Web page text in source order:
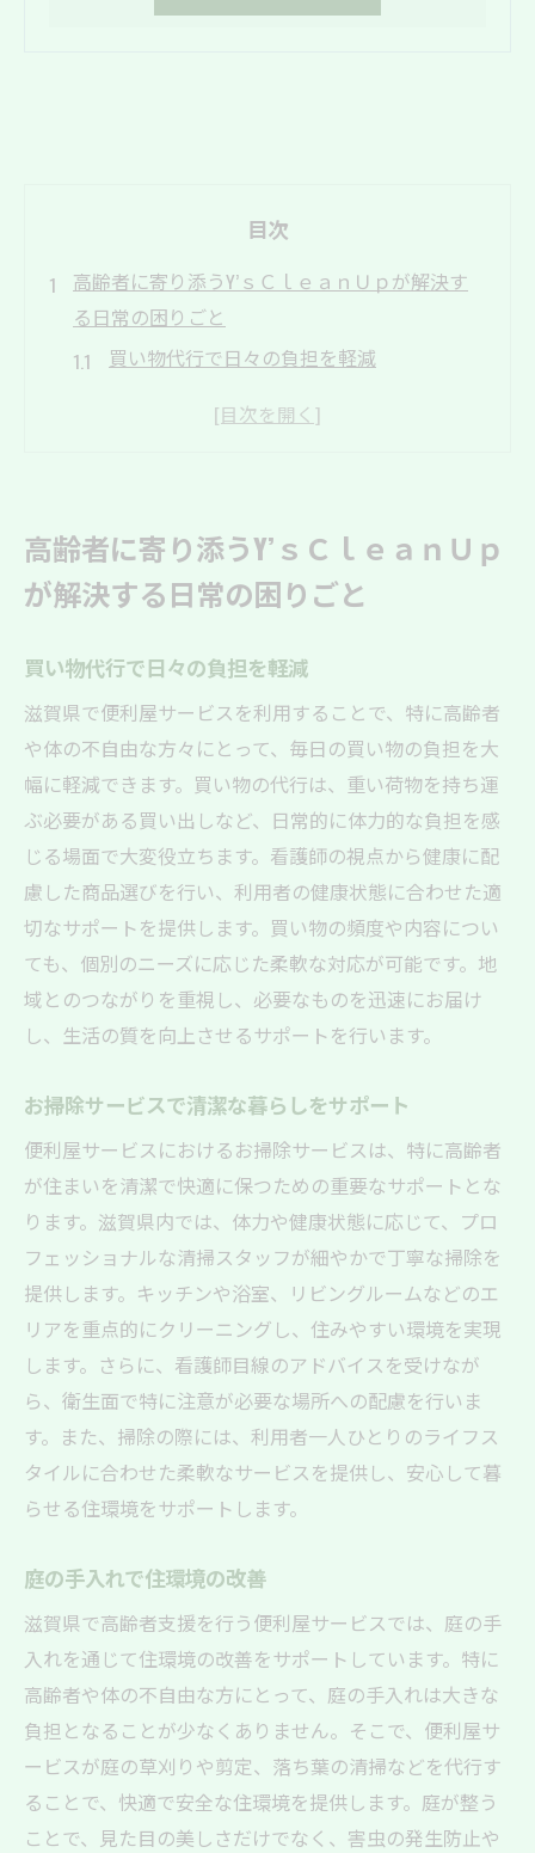
目次
高齢者に寄り添うY’ｓＣｌｅａｎＵｐが解決す
る日常の困りごと
買い物代行で日々の負担を軽減
ペットのお世話で安心を届ける
看護師目線で安心！滋賀県の便利屋が提供する
医療知識を活かした自宅ケアサポート
健康管理を意識した食事の提案
病院付き添いで安心を提供
服薬管理のサポートで健康維持
リハビリの指導と支援
高齢者のための安全な生活環境作り
地域密着で安心サポート！滋賀県の便利屋サー
ビスの魅力
顔なじみのスタッフによる信頼のサポート
地域の声を反映した柔軟なサービス提供
地域イベントへの参加で高齢者支援を強化
地域の施設と連携した包括的なサポート
地域社会とのつながりを深める活動
毎日の活動をサポートするための送迎サー
ビス
趣味を楽しむための環境作り
社会参加を促すためのイベント企画
高齢者向けのレクレーション支援
孤立を防ぐためのコミュニケーション促進
い世界を提供
病院への付き添いもお任せ！滋賀県で評判の便
利屋の実例
通院のスケジュール管理と付き添い
医療機関での手続きサポート
診療後の買い物・薬の受け取り代行
退院後の在宅ケアサポート
高齢者に寄り添うY’ｓＣｌｅａｎＵｐ
が解決する日常の困りごと
買い物代行で日々の負担を軽減
滋賀県で便利屋サービスを利用することで、特に高齢者
や体の不自由な方々にとって、毎日の買い物の負担を大
幅に軽減できます。買い物の代行は、重い荷物を持ち運
ぶ必要がある買い出しなど、日常的に体力的な負担を感
じる場面で大変役立ちます。看護師の視点から健康に配
慮した商品選びを行い、利用者の健康状態に合わせた適
切なサポートを提供します。買い物の頻度や内容につい
ても、個別のニーズに応じた柔軟な対応が可能です。地
域とのつながりを重視し、必要なものを迅速にお届け
し、生活の質を向上させるサポートを行います。
お掃除サービスで清潔な暮らしをサポート
便利屋サービスにおけるお掃除サービスは、特に高齢者
が住まいを清潔で快適に保つための重要なサポートとな
ります。滋賀県内では、体力や健康状態に応じて、プロ
フェッショナルな清掃スタッフが細やかで丁寧な掃除を
提供します。キッチンや浴室、リビングルームなどのエ
リアを重点的にクリーニングし、住みやすい環境を実現
します。さらに、看護師目線のアドバイスを受けなが
ら、衛生面で特に注意が必要な場所への配慮を行いま
す。また、掃除の際には、利用者一人ひとりのライフス
タイルに合わせた柔軟なサービスを提供し、安心して暮
らせる住環境をサポートします。
庭の手入れで住環境の改善
滋賀県で高齢者支援を行う便利屋サービスでは、庭の手
入れを通じて住環境の改善をサポートしています。特に
高齢者や体の不自由な方にとって、庭の手入れは大きな
負担となることが少なくありません。そこで、便利屋サ
ービスが庭の草刈りや剪定、落ち葉の清掃などを代行す
ることで、快適で安全な住環境を提供します。庭が整う
ことで、見た目の美しさだけでなく、害虫の発生防止や